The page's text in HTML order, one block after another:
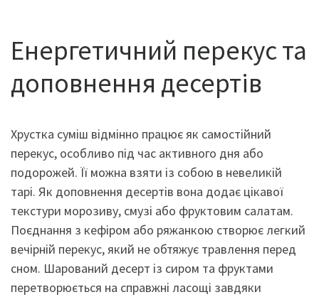
Енергетичний перекус та
доповнення десертів
Хрустка суміш відмінно працює як самостійний
перекус, особливо під час активного дня або
подорожей. Її можна взяти із собою в невеликій
тарі. Як доповнення десертів вона додає цікавої
текстури морозиву, смузі або фруктовим салатам.
Поєднання з кефіром або ряжанкою створює легкий
вечірній перекус, який не обтяжує травлення перед
сном. Шарований десерт із сиром та фруктами
перетворюється на справжні ласощі завдяки